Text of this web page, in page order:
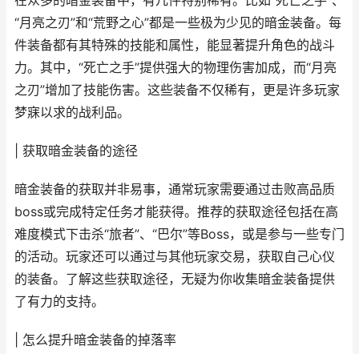
“月亮之刃”和“荒野之心”都是一些极为少见的暗金装备。每
件装备都有其特殊的技能和属性，能显著提升角色的战斗
力。其中，“死亡之手”提供强大的物理伤害加成，而“月亮
之刃”增加了技能伤害。这些装备不仅稀有，更是许多玩家
梦寐以求的战利品。
| 获取暗金装备的途径
暗金装备的获取并非易事，通常玩家需要通过击败高品质
boss或完成特定任务才能获得。推荐的获取途径包括在高
难度模式下击杀“旅者”、“巴尔”等Boss，或是参与一些专门
的活动。玩家还可以通过与其他玩家交易，获取自己心仪
的装备。了解这些获取途径，无疑为你收集暗金装备提供
了有力的支持。
| 怎么提升暗金装备的掉落率